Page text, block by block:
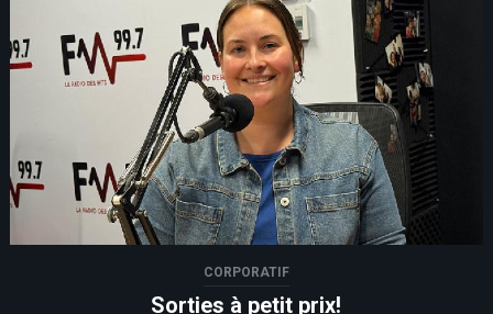
CORPORATIF
Sorties à petit prix!